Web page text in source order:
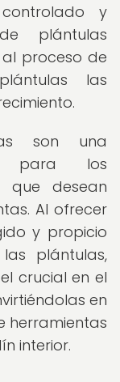
y
plántulas
proceso de
las
son una
para los
que desean
Al ofrecer
y propicio
plántulas,
crucial en el
en
herramientas
interior.